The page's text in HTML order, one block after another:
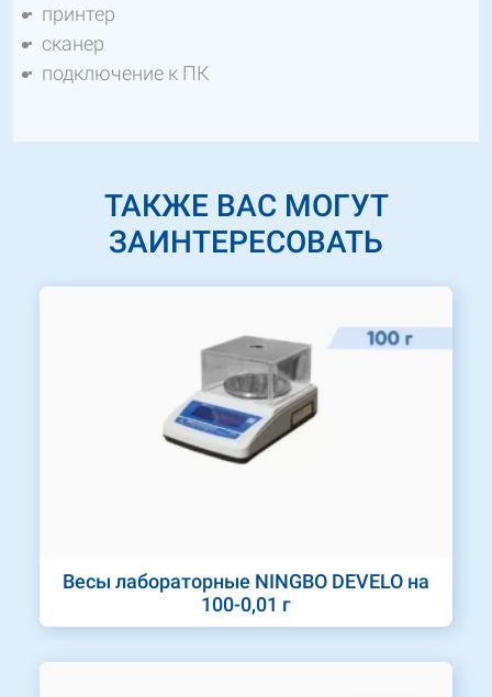
принтер
сканер
подключение к ПК
ТАКЖЕ ВАС МОГУТ
ЗАИНТЕРЕСОВАТЬ
Весы лабораторные NINGBO DEVELO на
100-0,01 г